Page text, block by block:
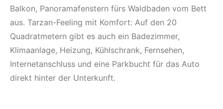
Balkon, Panoramafenstern fürs Waldbaden vom Bett
aus. Tarzan-Feeling mit Komfort: Auf den 20
Quadratmetern gibt es auch ein Badezimmer,
Klimaanlage, Heizung, Kühlschrank, Fernsehen,
Internetanschluss und eine Parkbucht für das Auto
direkt hinter der Unterkunft.